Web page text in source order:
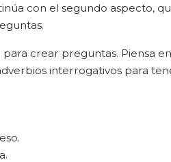
con el segundo aspecto,
crear preguntas. Piensa
interrogativos para